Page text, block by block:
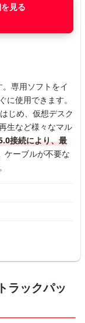
見る
専用ソフトをイ
に使用できます。
じめ、仮想デスク
生など様々なマル
接続により、最
ケーブルが不要な
ラックパッ